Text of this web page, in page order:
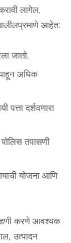
लागेल.
आहेत:
जातो.
अधिक
पत्ता दर्शवणारा
तपासणी
योजना आणि
करणे आवश्यक
उत्पादन